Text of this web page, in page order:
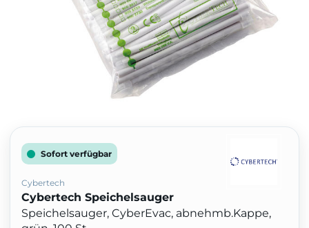
Sofort verfügbar
Cybertech
Cybertech Speichelsauger
Speichelsauger, CyberEvac, abnehmb.Kappe,